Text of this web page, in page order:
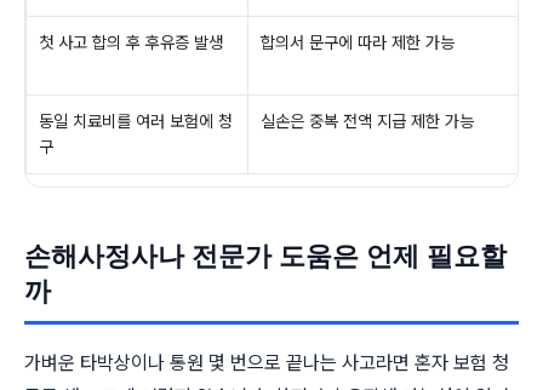
첫 사고 합의 후 후유증 발생 합의서 문구에 따라 제한 가능
동일 치료비를 여러 보험에 청
구
실손은 중복 전액 지급 제한 가능
손해사정사나 전문가 도움은 언제 필요할
까
가벼운 타박상이나 통원 몇 번으로 끝나는 사고라면 혼자 보험 청